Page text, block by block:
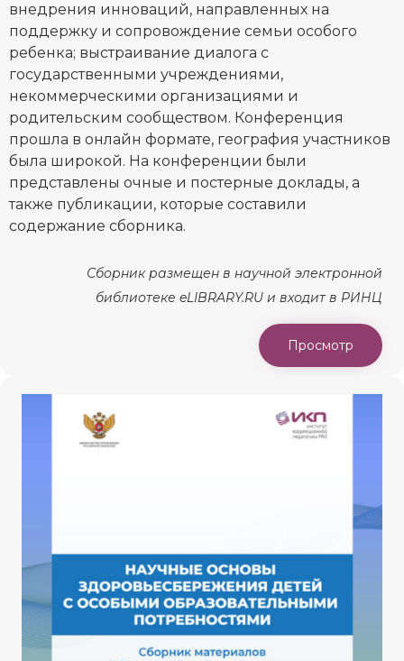
внедрения инноваций, направленных на
поддержку и сопровождение семьи особого
ребенка; выстраивание диалога с
государственными учреждениями,
некоммерческими организациями и
родительским сообществом. Конференция
прошла в онлайн формате, география участников
была широкой. На конференции были
представлены очные и постерные доклады, а
также публикации, которые составили
содержание сборника.
Сборник размещен в научной электронной
библиотеке eLIBRARY.RU и входит в РИНЦ
Просмотр